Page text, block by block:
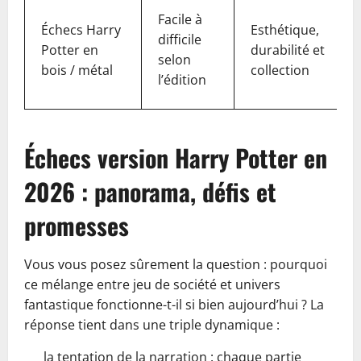
Échecs Harry
Potter en
bois / métal
Facile à
difficile
selon
l’édition
Esthétique,
durabilité et
collection
Échecs version Harry Potter en
2026 : panorama, défis et
promesses
Vous vous posez sûrement la question : pourquoi
ce mélange entre jeu de société et univers
fantastique fonctionne-t-il si bien aujourd’hui ? La
réponse tient dans une triple dynamique :
la tentation de la narration : chaque partie